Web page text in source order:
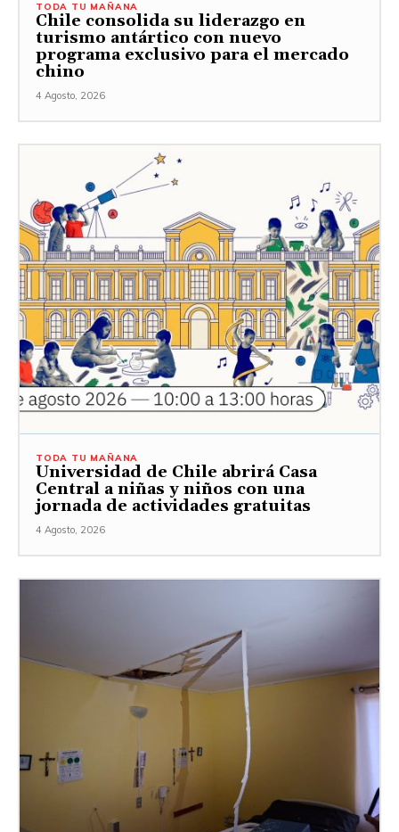
TODA TU MAÑANA
Chile consolida su liderazgo en
turismo antártico con nuevo
programa exclusivo para el mercado
chino
4 Agosto, 2026
TODA TU MAÑANA
Universidad de Chile abrirá Casa
Central a niñas y niños con una
jornada de actividades gratuitas
4 Agosto, 2026